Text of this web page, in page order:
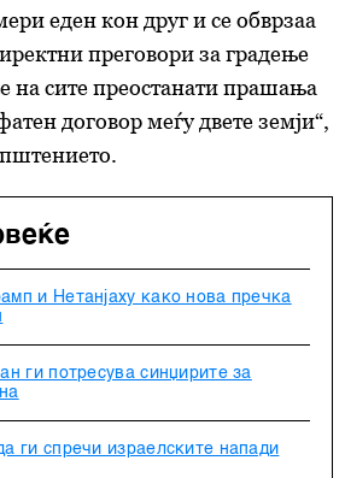
еден кон друг и се обврзаа
преговори за градење
на сите преостанати прашања
договор меѓу двете земји“,
и Нетанјаху како нова пречка
ги потресува синџирите за
ги спречи израелските напади